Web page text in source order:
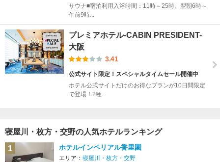
サウナ■宿泊利用入浴時間：11時～25時、翌朝6時～
午前9時...
プレミアホテル-CABIN PRESIDENT-
大阪
3.41
公式サイト限定！スペシャルタイムセール開催中
ホテル公式サイトだけのお得なプランが10日間限定
で登場！2種...
寝屋川・枚方・交野の人気ホテルランキング
1
ホテルインペリアル香里園
エリア： 寝屋川・枚方・交野